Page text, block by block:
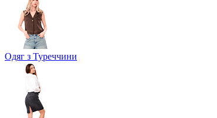
Одяг з Туреччини